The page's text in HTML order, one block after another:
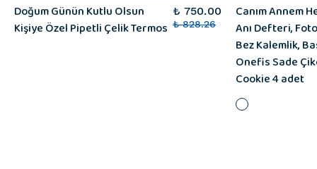
Doğum Günün Kutlu Olsun
Kişiye Özel Pipetli Çelik Termos
₺ 750.00
₺ 828.26
Canım Annem
Anı Defteri,
Bez Kalemlik,
Onefis Sade
Cookie 4 adet